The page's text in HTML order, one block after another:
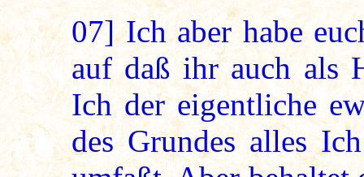
07]Ich aber habe
auf daß ihr auch als
Ich der eigentliche
des Grundes alles